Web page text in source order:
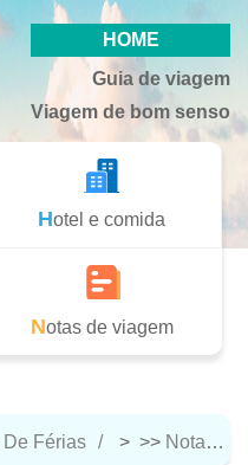
HOME
Guia de viagem
Viagem de bom senso
Hotel e comida
Notas de viagem
Férias > >> Notas De Viagem